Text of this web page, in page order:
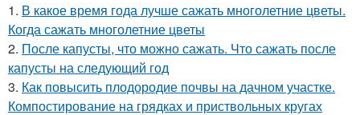
1. В какое время года лучше сажать многолетние цветы.
Когда сажать многолетние цветы
2. После капусты, что можно сажать. Что сажать после
капусты на следующий год
3. Как повысить плодородие почвы на дачном участке.
Компостирование на грядках и приствольных кругах